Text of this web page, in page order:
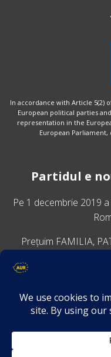
In accordance with Article 5(2)
European political parties
representation in the
European
Partidul e
Pe 1 decembrie 2019
Prețuim FAMILIA,
VINO
Descarcă